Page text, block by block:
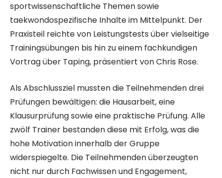
sportwissenschaftliche Themen sowie
taekwondospezifische Inhalte im Mittelpunkt. Der
Praxisteil reichte von Leistungstests über vielseitige
Trainingsübungen bis hin zu einem fachkundigen
Vortrag über Taping, präsentiert von Chris Rose.
Als Abschlussziel mussten die Teilnehmenden drei
Prüfungen bewältigen: die Hausarbeit, eine
Klausurprüfung sowie eine praktische Prüfung. Alle
zwölf Trainer bestanden diese mit Erfolg, was die
hohe Motivation innerhalb der Gruppe
widerspiegelte. Die Teilnehmenden überzeugten
nicht nur durch Fachwissen und Engagement,